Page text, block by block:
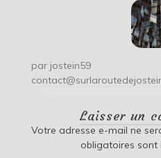
par jostein59
Laisser un
Votre adresse e-mail ne
obligatoires sont